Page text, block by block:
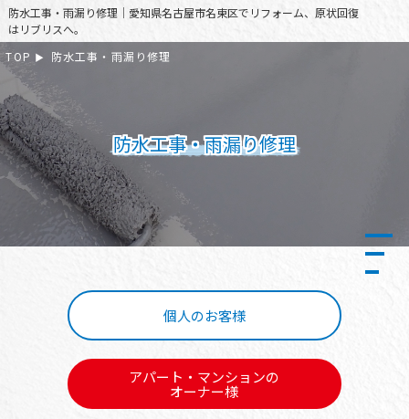
防水工事・雨漏り修理｜愛知県名古屋市名東区でリフォーム、原状回復
はリブリスへ。
TOP
防水工事・雨漏り修理
防水工事・雨漏り修理
個人のお客様
アパート・マンションの
オーナー様